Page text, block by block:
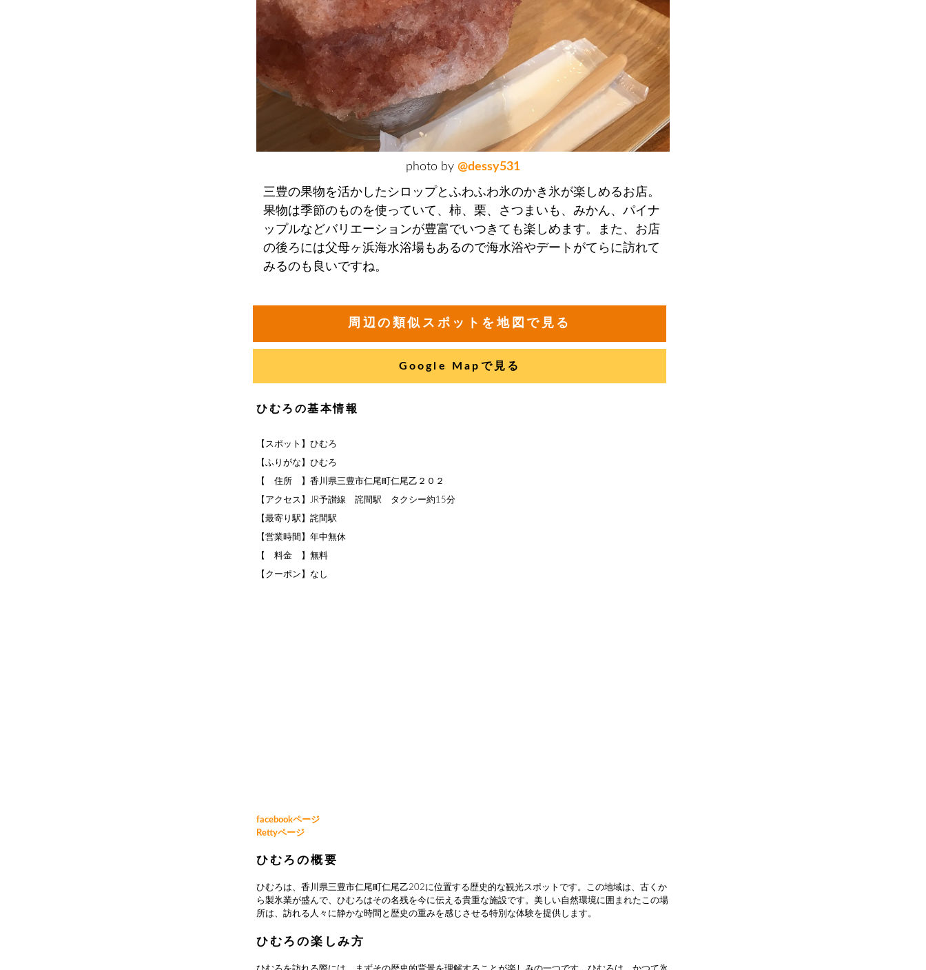
photo by @dessy531
三豊の果物を活かしたシロップとふわふわ氷のかき氷が楽しめるお店。
果物は季節のものを使っていて、柿、栗、さつまいも、みかん、パイナ
ップルなどバリエーションが豊富でいつきても楽しめます。また、お店
の後ろには父母ヶ浜海水浴場もあるので海水浴やデートがてらに訪れて
みるのも良いですね。
周辺の類似スポットを地図で見る
Google Mapで見る
ひむろの基本情報
【スポット】ひむろ
【ふりがな】ひむろ
【 住所 】香川県三豊市仁尾町仁尾乙２０２
【アクセス】JR予讃線 詫間駅 タクシー約15分
【最寄り駅】詫間駅
【営業時間】年中無休
【 料金 】無料
【クーポン】なし
facebookページ
Rettyページ
ひむろの概要
ひむろは、香川県三豊市仁尾町仁尾乙202に位置する歴史的な観光スポットです。この地域は、古くか
ら製氷業が盛んで、ひむろはその名残を今に伝える貴重な施設です。美しい自然環境に囲まれたこの場
所は、訪れる人々に静かな時間と歴史の重みを感じさせる特別な体験を提供します。
ひむろの楽しみ方